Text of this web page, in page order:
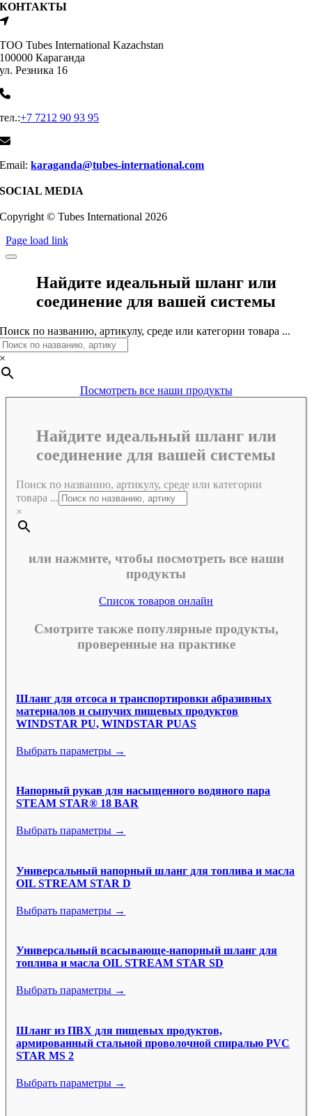
КОНТАКТЫ
ТОО Tubes International Kazachstan
100000 Караганда
ул. Резника 16
тел.:+7 7212 90 93 95
Email:karaganda@tubes-international.com
SOCIAL MEDIA
Copyright © Tubes International 2026
Page load link
Найдите идеальный шланг или
соединение для вашей системы
Поиск по названию, артикулу, среде или категории товара ...
×
Посмотреть все наши продукты
Найдите идеальный шланг или
соединение для вашей системы
Поиск по названию, артикулу, среде или категории
товара ...
×
или нажмите, чтобы посмотреть все наши
продукты
Список товаров онлайн
Смотрите также популярные продукты,
проверенные на практике
Шланг для отсоса и транспортировки абразивных
материалов и сыпучих пищевых продуктов
WINDSTAR PU, WINDSTAR PUAS
Выбрать параметры →
Напорный рукав для насыщенного водяного пара
STEAM STAR® 18 BAR
Выбрать параметры →
Универсальный напорный шланг для топлива и масла
OIL STREAM STAR D
Выбрать параметры →
Универсальный всасывающе-напорный шланг для
топлива и масла OIL STREAM STAR SD
Выбрать параметры →
Шланг из ПВХ для пищевых продуктов,
армированный стальной проволочной спиралью PVC
STAR MS 2
Выбрать параметры →